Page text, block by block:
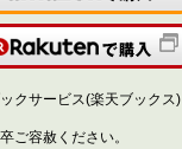
クサービス(楽天ブックス)
ご容赦ください。